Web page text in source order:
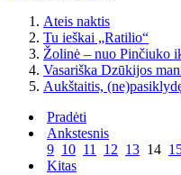
Ateis naktis
Tu ieškai „Ratilio“
Žolinė – nuo Pinčiuko
Vasariška Dzūkijos
Aukštaitis,
Pradėti
Ankstesnis
9 10 11 12 13 14
Kitas